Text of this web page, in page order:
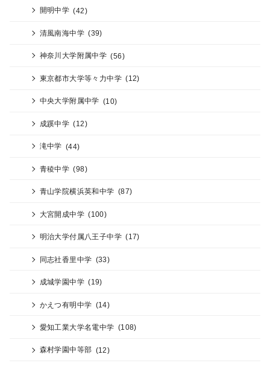
開明中学 (42)
清風南海中学 (39)
神奈川大学附属中学 (56)
東京都市大学等々力中学 (12)
中央大学附属中学 (10)
成蹊中学 (12)
滝中学 (44)
青稜中学 (98)
青山学院横浜英和中学 (87)
大宮開成中学 (100)
明治大学付属八王子中学 (17)
同志社香里中学 (33)
成城学園中学 (19)
かえつ有明中学 (14)
愛知工業大学名電中学 (108)
森村学園中等部 (12)